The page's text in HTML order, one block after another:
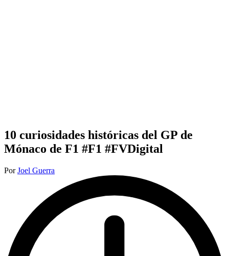
10 curiosidades históricas del GP de
Mónaco de F1 #F1 #FVDigital
Publicado
PorJoel Guerra